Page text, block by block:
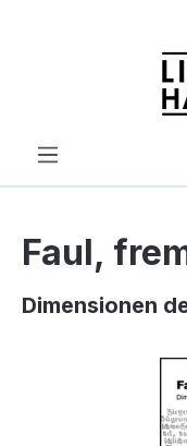
Faul,
Dimensionen